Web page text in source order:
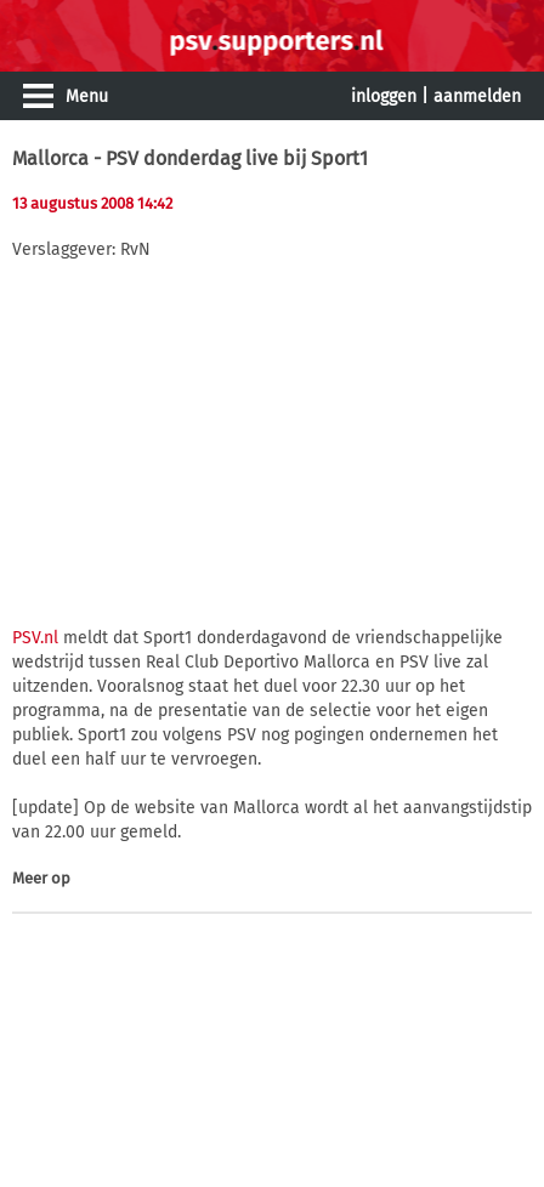
Menu inloggen aanmelden
Mallorca - PSV donderdag live bij Sport1
13 augustus 2008 14:42
Verslaggever: RvN
PSV.nl meldt dat Sport1 donderdagavond de vriendschappelijke
wedstrijd tussen Real Club Deportivo Mallorca en PSV live zal
uitzenden. Vooralsnog staat het duel voor 22.30 uur op het
programma, na de presentatie van de selectie voor het eigen
publiek. Sport1 zou volgens PSV nog pogingen ondernemen het
duel een half uur te vervroegen.
[update] Op de website van Mallorca wordt al het aanvangstijdstip
van 22.00 uur gemeld.
Meer op